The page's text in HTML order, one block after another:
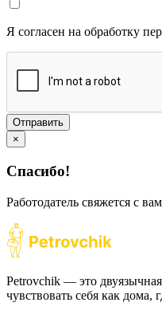
Я согласен на обработку
Отправить
×
Спасибо!
Работодатель свяжется с
Petrovchik — это
чувствовать себя как